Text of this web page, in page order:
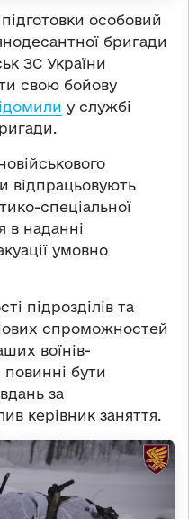
особовий
бригади
ЗС України
свою бойову
у службі
відпрацьовують
спеціальної
в наданні
умовно
підрозділів та
спроможностей
воїнів-
бути
за
керівник заняття.